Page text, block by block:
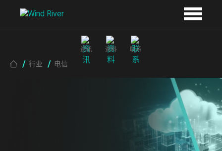
资讯 资料 联系
Breadcrumb
行业 电信